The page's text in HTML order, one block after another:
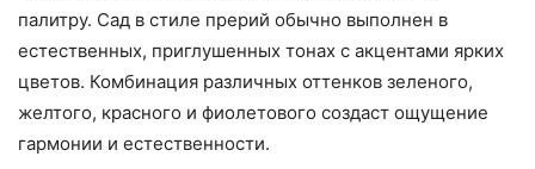
палитру. Сад в стиле прерий обычно выполнен в
естественных, приглушенных тонах с акцентами ярких
цветов. Комбинация различных оттенков зеленого,
желтого, красного и фиолетового создаст ощущение
гармонии и естественности.